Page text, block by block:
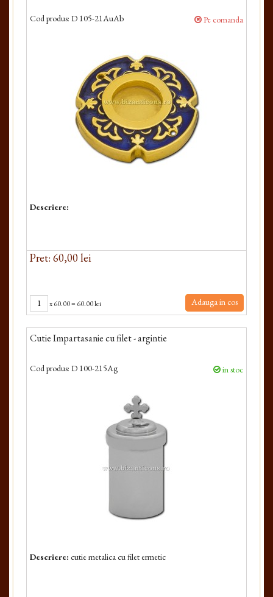
Cod produs: D 105-21AuAb Pe comanda
Descriere:
Pret: 60,00 lei
x60.00= 60.00 lei Adauga in cos
Cutie Impartasanie cu filet - argintie
Cod produs: D 100-215Ag in stoc
Descriere: cutie metalica cu filet ermetic